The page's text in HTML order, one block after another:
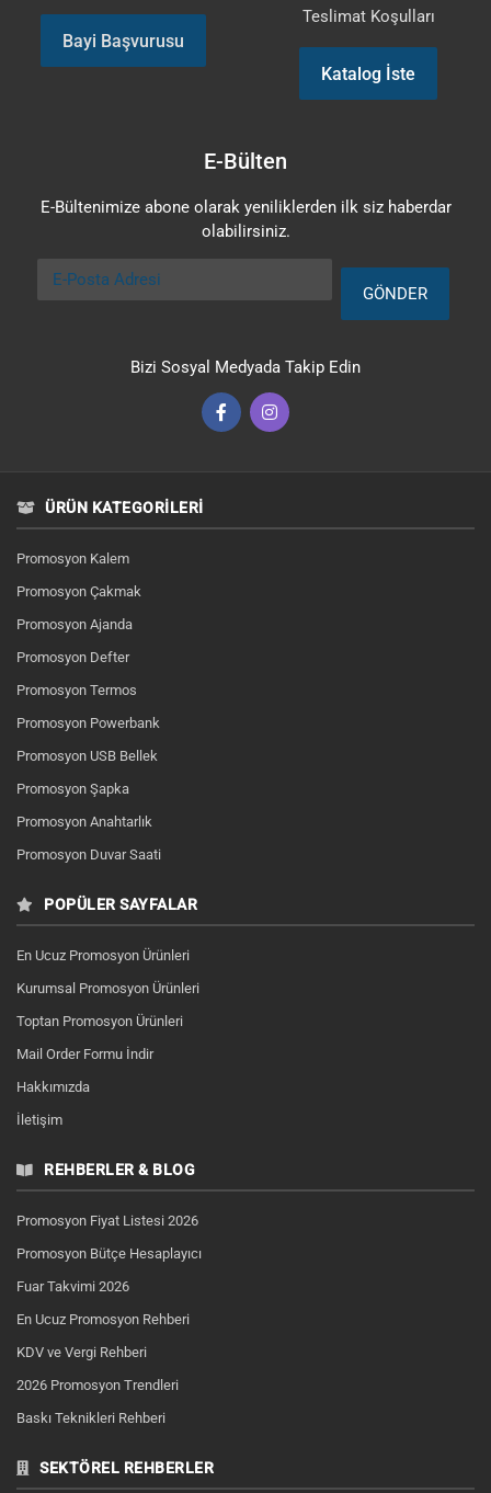
Bayi Başvurusu
Teslimat Koşulları
Katalog İste
E-Bülten
E-Bültenimize abone olarak yeniliklerden ilk siz haberdar
olabilirsiniz.
E-Posta Adresi
GÖNDER
Bizi Sosyal Medyada Takip Edin
ÜRÜN KATEGORILERI
Promosyon Kalem
Promosyon Çakmak
Promosyon Ajanda
Promosyon Defter
Promosyon Termos
Promosyon Powerbank
Promosyon USB Bellek
Promosyon Şapka
Promosyon Anahtarlık
Promosyon Duvar Saati
POPÜLER SAYFALAR
En Ucuz Promosyon Ürünleri
Kurumsal Promosyon Ürünleri
Toptan Promosyon Ürünleri
Mail Order Formu İndir
Hakkımızda
İletişim
REHBERLER & BLOG
Promosyon Fiyat Listesi 2026
Promosyon Bütçe Hesaplayıcı
Fuar Takvimi 2026
En Ucuz Promosyon Rehberi
KDV ve Vergi Rehberi
2026 Promosyon Trendleri
Baskı Teknikleri Rehberi
SEKTÖREL REHBERLER